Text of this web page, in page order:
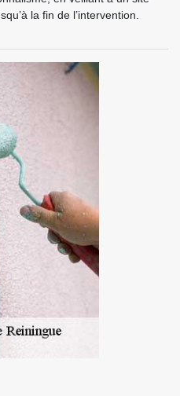
la fin de l’intervention.